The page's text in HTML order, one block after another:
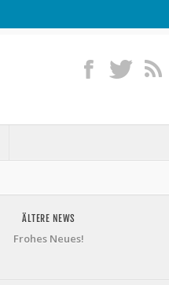
ÄLTERE NEWS
Frohes Neues!